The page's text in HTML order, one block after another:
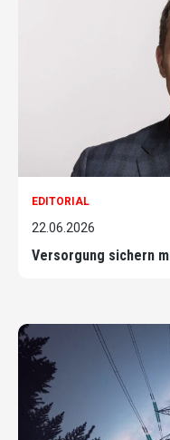
EDITORIAL
22.06.2026
Versorgung sichern